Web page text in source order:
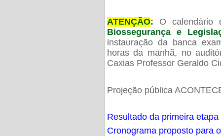
ATENÇÃO: O calendário
Biossegurança e
instauração da banca
horas da manhã, no
Caxias Professor Geraldo
Projeção pública
Resultado da primeira
Cronograma proposto para